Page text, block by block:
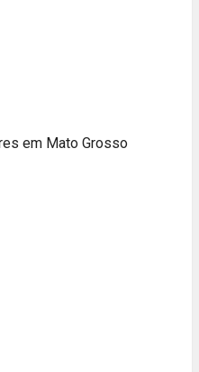
em Mato Grosso